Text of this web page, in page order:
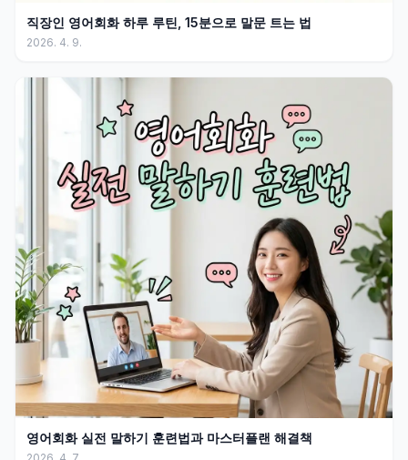
직장인 영어회화 하루 루틴, 15분으로 말문 트는 법
2026. 4. 9.
영어회화 실전 말하기 훈련법과 마스터플랜 해결책